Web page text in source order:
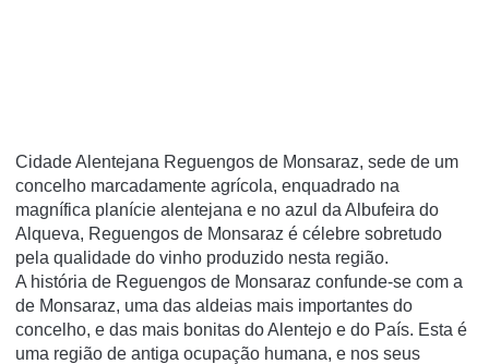
Cidade Alentejana Reguengos de Monsaraz, sede de um
concelho marcadamente agrícola, enquadrado na
magnífica planície alentejana e no azul da Albufeira do
Alqueva, Reguengos de Monsaraz é célebre sobretudo
pela qualidade do vinho produzido nesta região.
A história de Reguengos de Monsaraz confunde-se com a
de Monsaraz, uma das aldeias mais importantes do
concelho, e das mais bonitas do Alentejo e do País. Esta é
uma região de antiga ocupação humana, e nos seus